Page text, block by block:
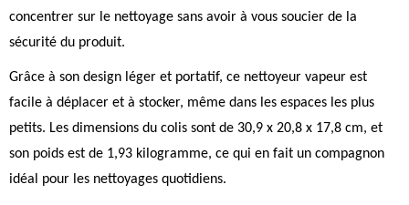
concentrer sur le nettoyage sans avoir à vous soucier de la
sécurité du produit.
Grâce à son design léger et portatif, ce nettoyeur vapeur est
facile à déplacer et à stocker, même dans les espaces les plus
petits. Les dimensions du colis sont de 30,9 x 20,8 x 17,8 cm, et
son poids est de 1,93 kilogramme, ce qui en fait un compagnon
idéal pour les nettoyages quotidiens.